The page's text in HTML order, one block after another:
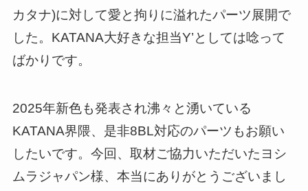
カタナ)に対して愛と拘りに溢れたパーツ展開で
した。KATANA大好きな担当Y’としては唸って
ばかりです。
2025年新色も発表され沸々と湧いている
KATANA界隈、是非8BL対応のパーツもお願い
したいです。今回、取材ご協力いただいたヨシ
ムラジャパン様、本当にありがとうございまし